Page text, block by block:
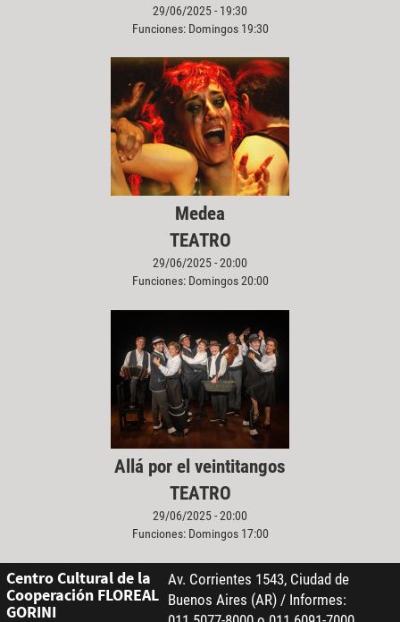
29/06/2025 - 19:30
Funciones: Domingos 19:30
Medea
TEATRO
29/06/2025 - 20:00
Funciones: Domingos 20:00
Allá por el veintitangos
TEATRO
29/06/2025 - 20:00
Funciones: Domingos 17:00
Centro Cultural de la
Cooperación FLOREAL
GORINI
Av. Corrientes 1543, Ciudad de
Buenos Aires (AR) / Informes: